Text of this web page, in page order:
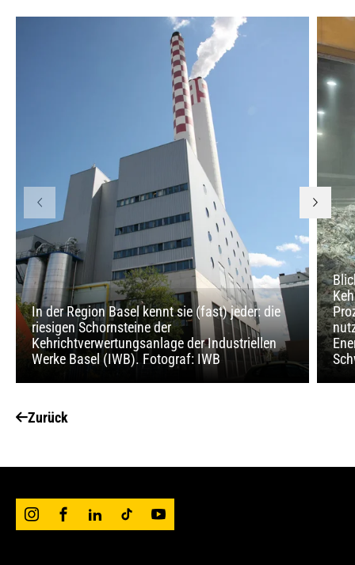
In der Region Basel kennt sie (fast) jeder: die
riesigen Schornsteine der
Kehrichtverwertungsanlage der Industriellen
Werke Basel (IWB). Fotograf: IWB
Zurück